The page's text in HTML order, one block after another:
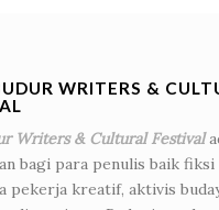
WRITERS &
Writers & Cultural Festival
bagi para penulis baik fiksi
pekerja kreatif, aktivis